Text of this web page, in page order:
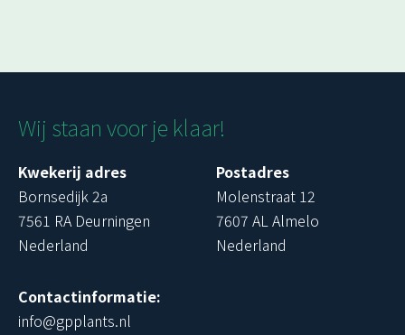
Wij staan voor je klaar!
Kwekerij adres
Bornsedijk 2a
7561 RA Deurningen
Nederland
Postadres
Molenstraat 12
7607 AL Almelo
Nederland
Contactinformatie:
info@gpplants.nl